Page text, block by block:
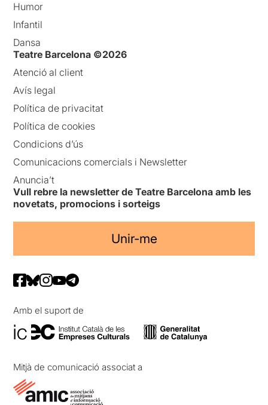
Humor
Infantil
Dansa
Teatre Barcelona ©2026
Atenció al client
Avís legal
Política de privacitat
Política de cookies
Condicions d’ús
Comunicacions comercials i Newsletter
Anuncia’t
Vull rebre la newsletter de Teatre Barcelona amb les
novetats, promocions i sorteigs
Unir-me
Amb el suport de
Mitjà de comunicació associat a